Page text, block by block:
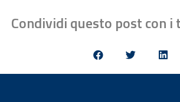
Condividi questo post con i